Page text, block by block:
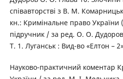
співавторстві з В. М.
кн.: Кримінальне право України
підручник / за ред. О. О.
Т. 1. Луганськ : Вид-во «Елтон –
Науково-практичний коментар